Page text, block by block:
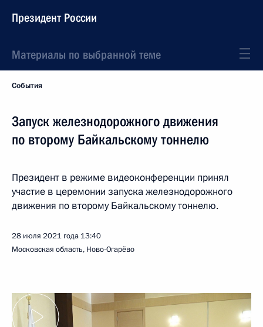
Президент России
Материалы по выбранной теме
События
Запуск железнодорожного движения
по второму Байкальскому тоннелю
Президент в режиме видеоконференции принял
участие в церемонии запуска железнодорожного
движения по второму Байкальскому тоннелю.
28 июля 2021 года 13:40
Московская область, Ново-Огарёво